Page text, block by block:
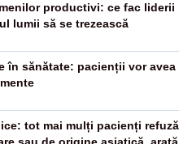
productivi: ce fac liderii
lumii să se trezească
în sănătate: pacienții vor avea
tot mai mulți pacienți refuză